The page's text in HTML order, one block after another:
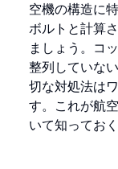
空機の構造に
ボルトと計算
ましょう。コ
整列していな
切な対処法は
す。これが航
いて知ってお